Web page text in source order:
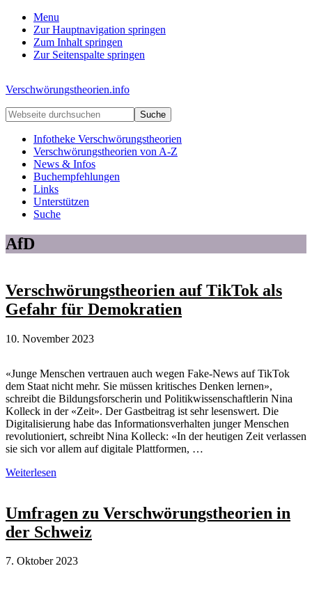
Menu
Zur Hauptnavigation springen
Zum Inhalt springen
Zur Seitenspalte springen
Verschwörungstheorien.info
Beiträge
zu
Merkmalen,
Funktionen
Risiken
konspirationistischen
Denkens
Webseite
durchsuchen
Infotheke Verschwörungstheorien
Verschwörungstheorien von A-Z
News & Infos
Buchempfehlungen
Links
Unterstützen
Suche
AfD
Verschwörungstheorien auf TikTok als
Gefahr für Demokratien
10. November 2023
«Junge Menschen vertrauen auch wegen Fake-News auf TikTok
dem Staat nicht mehr. Sie müssen kritisches Denken lernen»,
schreibt die Bildungsforscherin und Politikwissenschaftlerin Nina
Kolleck in der «Zeit». Der Gastbeitrag ist sehr lesenswert. Die
Digitalisierung habe das Informationsverhalten junger Menschen
revolutioniert, schreibt Nina Kolleck: «In der heutigen Zeit verlassen
sie sich vor allem auf digitale Plattformen, …
Verschwörungstheorien
als
Gefahr
für
Weiterlesen
Umfragen zu Verschwörungstheorien in
der Schweiz
7. Oktober 2023